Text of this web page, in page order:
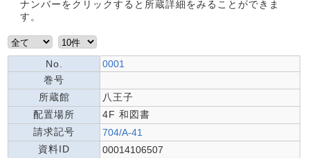
ナンバーをクリックすると所蔵詳細をみることができま
す。
No.
0001
巻号
所蔵館
八王子
配置場所
4F 和図書
請求記号
704/A-41
資料ID
00014106507